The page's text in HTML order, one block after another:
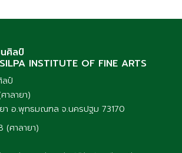
ศิลป์
INSTITUTE OF FINE ARTS
ป์
าลายา)
า อ.พุทธมณฑล จ.นครปฐม 73170
(ศาลายา)